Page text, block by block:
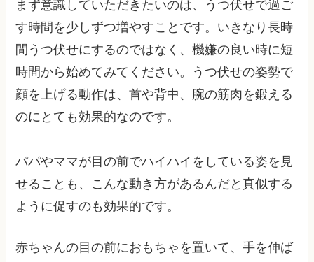
まず意識していただきたいのは、うつ伏せで過ご
す時間を少しずつ増やすことです。いきなり長時
間うつ伏せにするのではなく、機嫌の良い時に短
時間から始めてみてください。うつ伏せの姿勢で
顔を上げる動作は、首や背中、腕の筋肉を鍛える
のにとても効果的なのです。
パパやママが目の前でハイハイをしている姿を見
せることも、こんな動き方があるんだと真似する
ように促すのも効果的です。
赤ちゃんの目の前におもちゃを置いて、手を伸ば